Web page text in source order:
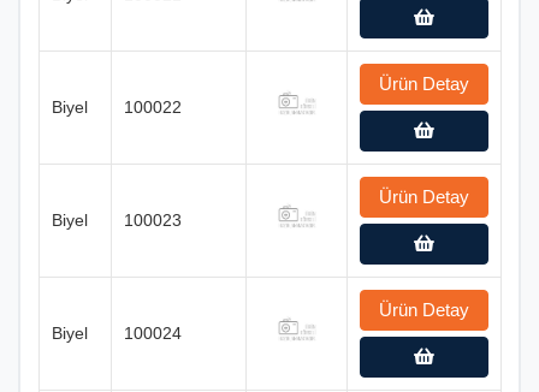
Biyel 100022
Ürün Detay
Biyel 100023
Ürün Detay
Biyel 100024
Ürün Detay